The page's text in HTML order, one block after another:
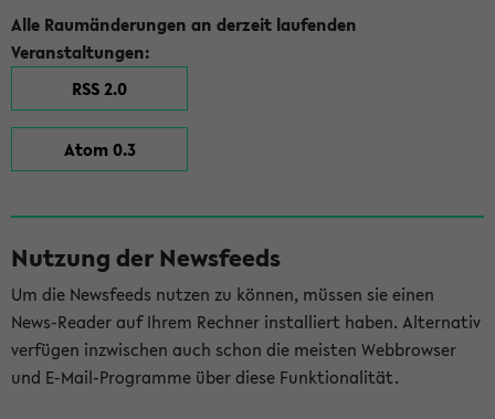
Alle Raumänderungen an derzeit laufenden
Veranstaltungen:
RSS 2.0
Atom 0.3
Nutzung der Newsfeeds
Um die Newsfeeds nutzen zu können, müssen sie einen
News-Reader auf Ihrem Rechner installiert haben. Alternativ
verfügen inzwischen auch schon die meisten Webbrowser
und E-Mail-Programme über diese Funktionalität.